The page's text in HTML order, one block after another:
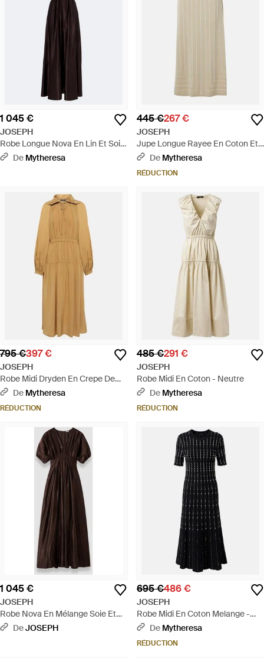
1 045 €
JOSEPH
Robe Longue Nova En Lin Et Soie
- Noir
De Mytheresa
445 €267 €
JOSEPH
Jupe Longue Rayee En Coton Et
Soie - Neutre
De Mytheresa
RÉDUCTION
795 €397 €
JOSEPH
Robe Midi Dryden En Crepe De
Soie - Neutre
De Mytheresa
RÉDUCTION
485 €291 €
JOSEPH
Robe Midi En Coton - Neutre
De Mytheresa
RÉDUCTION
1 045 €
JOSEPH
Robe Nova En Mélange Soie Et
Lin - Noir
DeJOSEPH
695 €486 €
JOSEPH
Robe Midi En Coton Melange -
NoirDe Mytheresa
RÉDUCTION